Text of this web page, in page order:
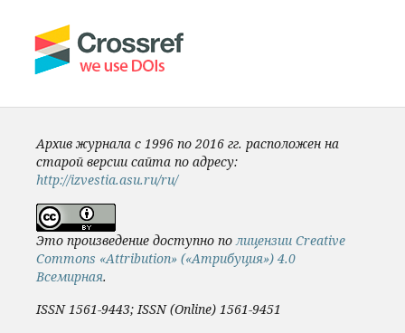
Архив журнала с 1996 по 2016 гг. расположен на
старой версии сайта по адресу:
http://izvestia.asu.ru/ru/
Это произведение доступно полицензии Creative
Commons «Attribution» («Атрибуция») 4.0
Всемирная.
ISSN 1561-9443; ISSN (Online) 1561-9451